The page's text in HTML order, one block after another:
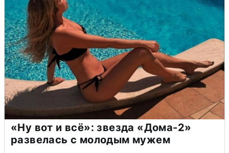
«Ну вот и всё»: звезда «Дома-2»
развелась с молодым мужем